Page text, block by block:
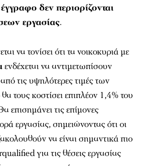
δεν περιορίζονται
εργασίας.
να τονίσει ότι τα νοικοκυριά με
ενδέχεται να αντιμετωπίσουν
τις υψηλότερες τιμές των
τους κοστίσει επιπλέον 1,4% του
επισημάνει τις επίμονες
εργασίας, σημειώνοντας ότι οι
να είναι σημαντικά πιο
για τις θέσεις εργασίας